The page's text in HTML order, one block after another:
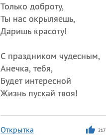
Только доброту,
Ты нас окрыляешь,
Даришь красоту!
С праздником чудесным,
Анечка, тебя,
Будет интересной
Жизнь пускай твоя!
Открытка 217